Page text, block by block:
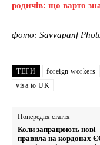
родичів: що варто
фото: Savvapanf
ТЕГИ foreign workers
visa to UK
Попередня стаття
Коли запрацюють нові
правила на кордонах